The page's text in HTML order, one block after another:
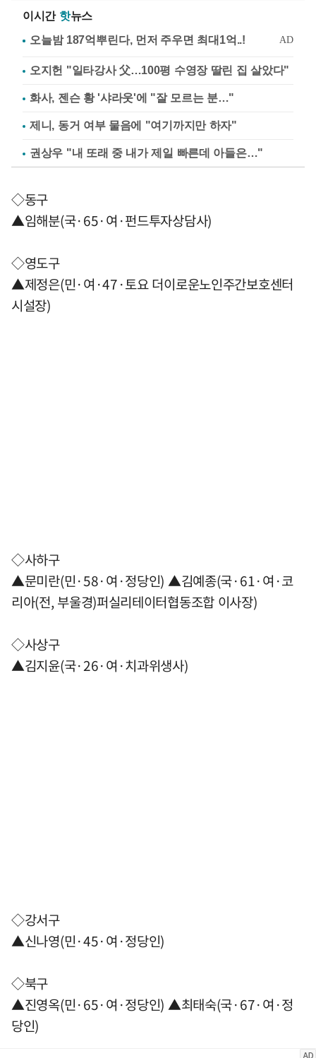
이시간 핫뉴스
오지헌 "일타강사 父…100평 수영장 딸린 집 살았다"
화사, 젠슨 황 '샤라웃'에 "잘 모르는 분…"
제니, 동거 여부 물음에 "여기까지만 하자"
권상우 "내 또래 중 내가 제일 빠른데 아들은…"
◇동구
▲임해분(국·65·여·펀드투자상담사)
◇영도구
▲제정은(민·여·47·토요 더이로운노인주간보호센터
시설장)
◇사하구
▲문미란(민·58·여·정당인) ▲김예종(국·61·여·코
리아(전, 부울경)퍼실리테이터협동조합 이사장)
◇사상구
▲김지윤(국·26·여·치과위생사)
◇강서구
▲신나영(민·45·여·정당인)
◇북구
▲진영옥(민·65·여·정당인) ▲최태숙(국·67·여·정
당인)